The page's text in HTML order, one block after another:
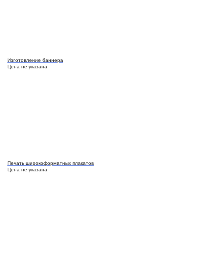
Изготовление баннера
Цена не указана
Печать широкоформатных плакатов
Цена не указана